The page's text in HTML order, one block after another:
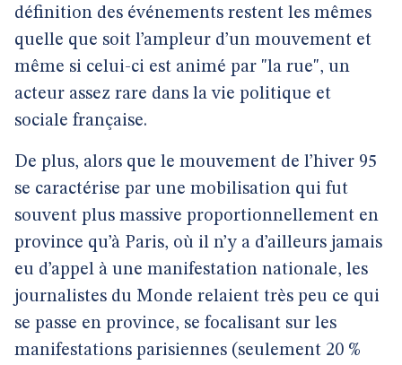
définition des événements restent les mêmes
quelle que soit l’ampleur d’un mouvement et
même si celui-ci est animé par "la rue", un
acteur assez rare dans la vie politique et
sociale française.
De plus, alors que le mouvement de l’hiver 95
se caractérise par une mobilisation qui fut
souvent plus massive proportionnellement en
province qu’à Paris, où il n’y a d’ailleurs jamais
eu d’appel à une manifestation nationale, les
journalistes du Monde relaient très peu ce qui
se passe en province, se focalisant sur les
manifestations parisiennes (seulement 20 %